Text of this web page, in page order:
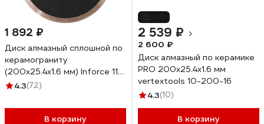
1 892 ₽
Диск алмазный сплошной по
керамограниту
(200х25.4х1.6 мм) Inforce 11-
01-511
4.3(72)
В корзину
2 539 ₽
2 600 ₽
Диск алмазный по керамике
PRO 200x25.4x1.6 мм
vertextools 10-200-16
4.3(10)
В корзину